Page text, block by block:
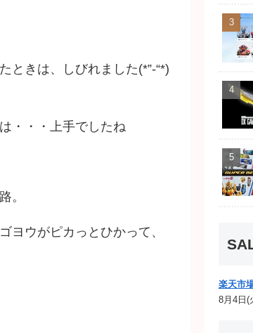
きは、しびれました(*”-“*)
・・・上手でしたね
。
ヨウがピカっとひかって、
楽天市
8月4日(